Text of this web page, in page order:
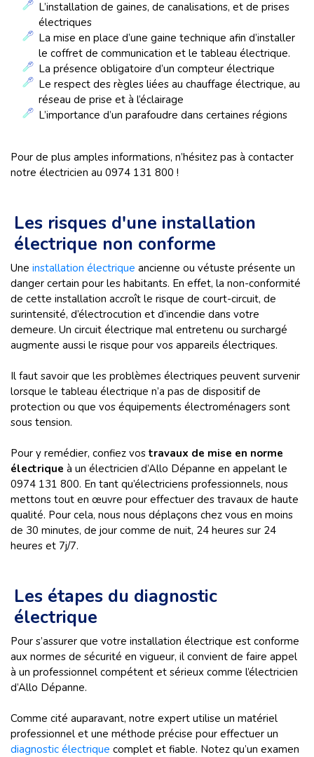
L’installation de gaines, de canalisations, et de prises
électriques
La mise en place d’une gaine technique afin d’installer
le coffret de communication et le tableau électrique.
La présence obligatoire d’un compteur électrique
Le respect des règles liées au chauffage électrique, au
réseau de prise et à l’éclairage
L’importance d’un parafoudre dans certaines régions
Pour de plus amples informations, n’hésitez pas à contacter
notre électricien au 0974 131 800 !
Les risques d'une installation
électrique non conforme
Une installation électrique ancienne ou vétuste présente un
danger certain pour les habitants. En effet, la non-conformité
de cette installation accroît le risque de court-circuit, de
surintensité, d’électrocution et d’incendie dans votre
demeure. Un circuit électrique mal entretenu ou surchargé
augmente aussi le risque pour vos appareils électriques.
Il faut savoir que les problèmes électriques peuvent survenir
lorsque le tableau électrique n’a pas de dispositif de
protection ou que vos équipements électroménagers sont
sous tension.
Pour y remédier, confiez vos travaux de mise en norme
électrique à un électricien d’Allo Dépanne en appelant le
0974 131 800. En tant qu’électriciens professionnels, nous
mettons tout en œuvre pour effectuer des travaux de haute
qualité. Pour cela, nous nous déplaçons chez vous en moins
de 30 minutes, de jour comme de nuit, 24 heures sur 24
heures et 7j/7.
Les étapes du diagnostic
électrique
Pour s’assurer que votre installation électrique est conforme
aux normes de sécurité en vigueur, il convient de faire appel
à un professionnel compétent et sérieux comme l’électricien
d’Allo Dépanne.
Comme cité auparavant, notre expert utilise un matériel
professionnel et une méthode précise pour effectuer un
diagnostic électrique complet et fiable. Notez qu’un examen